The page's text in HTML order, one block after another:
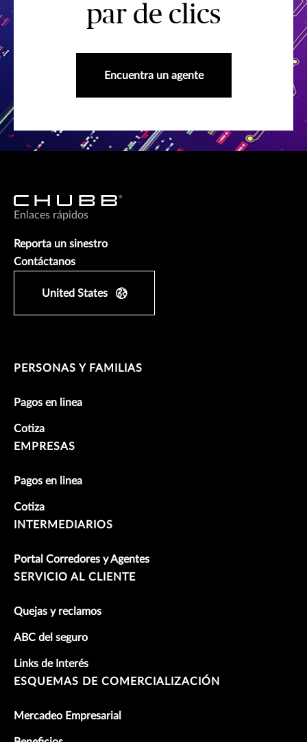
par de clics
Encuentra un agente
Enlaces rápidos
Reporta un sinestro
Contáctanos
United States
PERSONAS Y FAMILIAS
Pagos en linea
Cotiza
EMPRESAS
Pagos en linea
Cotiza
INTERMEDIARIOS
Portal Corredores y Agentes
SERVICIO AL CLIENTE
Quejas y reclamos
ABC del seguro
Links de Interés
ESQUEMAS DE COMERCIALIZACIÓN
Mercadeo Empresarial